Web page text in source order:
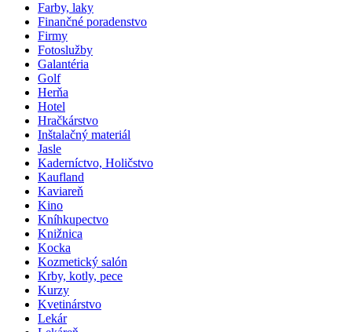
Farby, laky
Finančné poradenstvo
Firmy
Fotoslužby
Galantéria
Golf
Herňa
Hotel
Hračkárstvo
Inštalačný materiál
Jasle
Kaderníctvo, Holičstvo
Kaufland
Kaviareň
Kino
Kníhkupectvo
Knižnica
Kocka
Kozmetický salón
Krby, kotly, pece
Kurzy
Kvetinárstvo
Lekár